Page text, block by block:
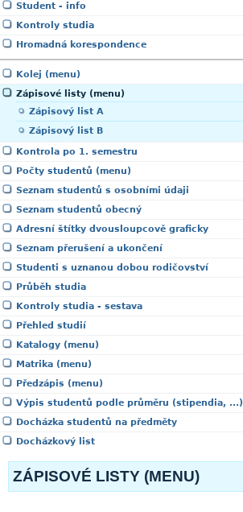
Student - info
Kontroly studia
Hromadná korespondence
Kolej (menu)
Zápisové listy (menu)
Zápisový list A
Zápisový list B
Kontrola po 1. semestru
Počty studentů (menu)
Seznam studentů s osobními údaji
Seznam studentů obecný
Adresní štítky dvousloupcově graficky
Seznam přerušení a ukončení
Studenti s uznanou dobou rodičovství
Průběh studia
Kontroly studia - sestava
Přehled studií
Katalogy (menu)
Matrika (menu)
Předzápis (menu)
Výpis studentů podle průměru (stipendia, ...)
Docházka studentů na předměty
Docházkový list
ZÁPISOVÉ LISTY (MENU)